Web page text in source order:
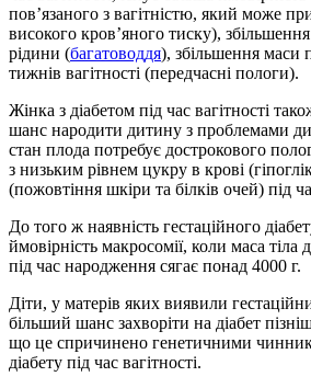
пов’язаного з вагітністю, який може
високого кров’яного тиску), збільшення
рідини (багатоводдя), збільшення маси
тижнів вагітності (передчасні пологи).
Жiнка з діабетом під час вагітності
шанс народити дитину з проблемами
стан плода потребує дострокового
з низьким рівнем цукру в крові
(пожовтіння шкіри та білків очей) під
До того ж наявність гестаційного
ймовірність макросомії, коли маса
під час народження сягає понад 4000 г.
Діти, у матерів яких виявили
більший шанс захворіти на діабет
що це спричинено генетичними
діабету під час вагітності.